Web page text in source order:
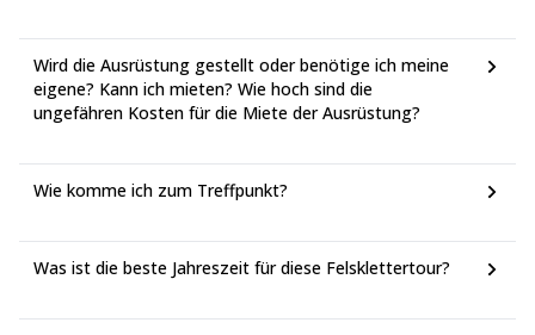
Wenn Sie weitere Details benötigen, lassen Sie es mich bitte
wissen. Ich werde versuchen, Ihnen so gut wie möglich zu
antworten.
Wird die Ausrüstung gestellt oder benötige ich meine
eigene? Kann ich mieten? Wie hoch sind die
ungefähren Kosten für die Miete der Ausrüstung?
Wie komme ich zum Treffpunkt?
Was ist die beste Jahreszeit für diese Felsklettertour?